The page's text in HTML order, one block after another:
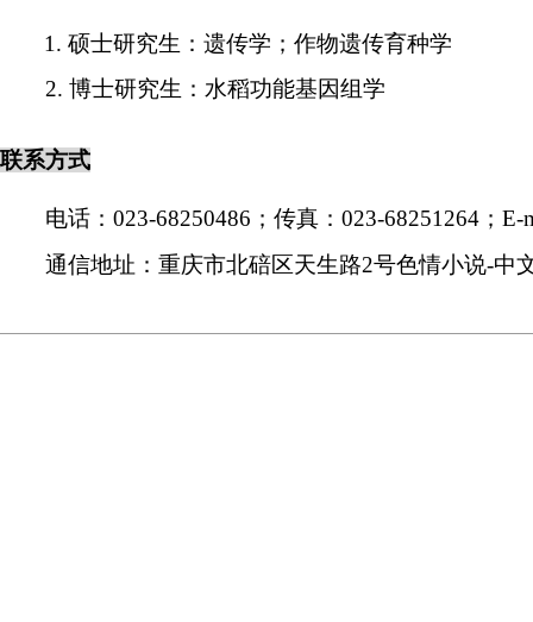
1.硕士研究生：遗传学；作物遗传育种学
2. 博士研究生：水稻功能基因组学
联系方式
电话： 023-68250486 ；传真： 023-68251264； E-
通信地址：重庆市北碚区天生路2号色情小说-中